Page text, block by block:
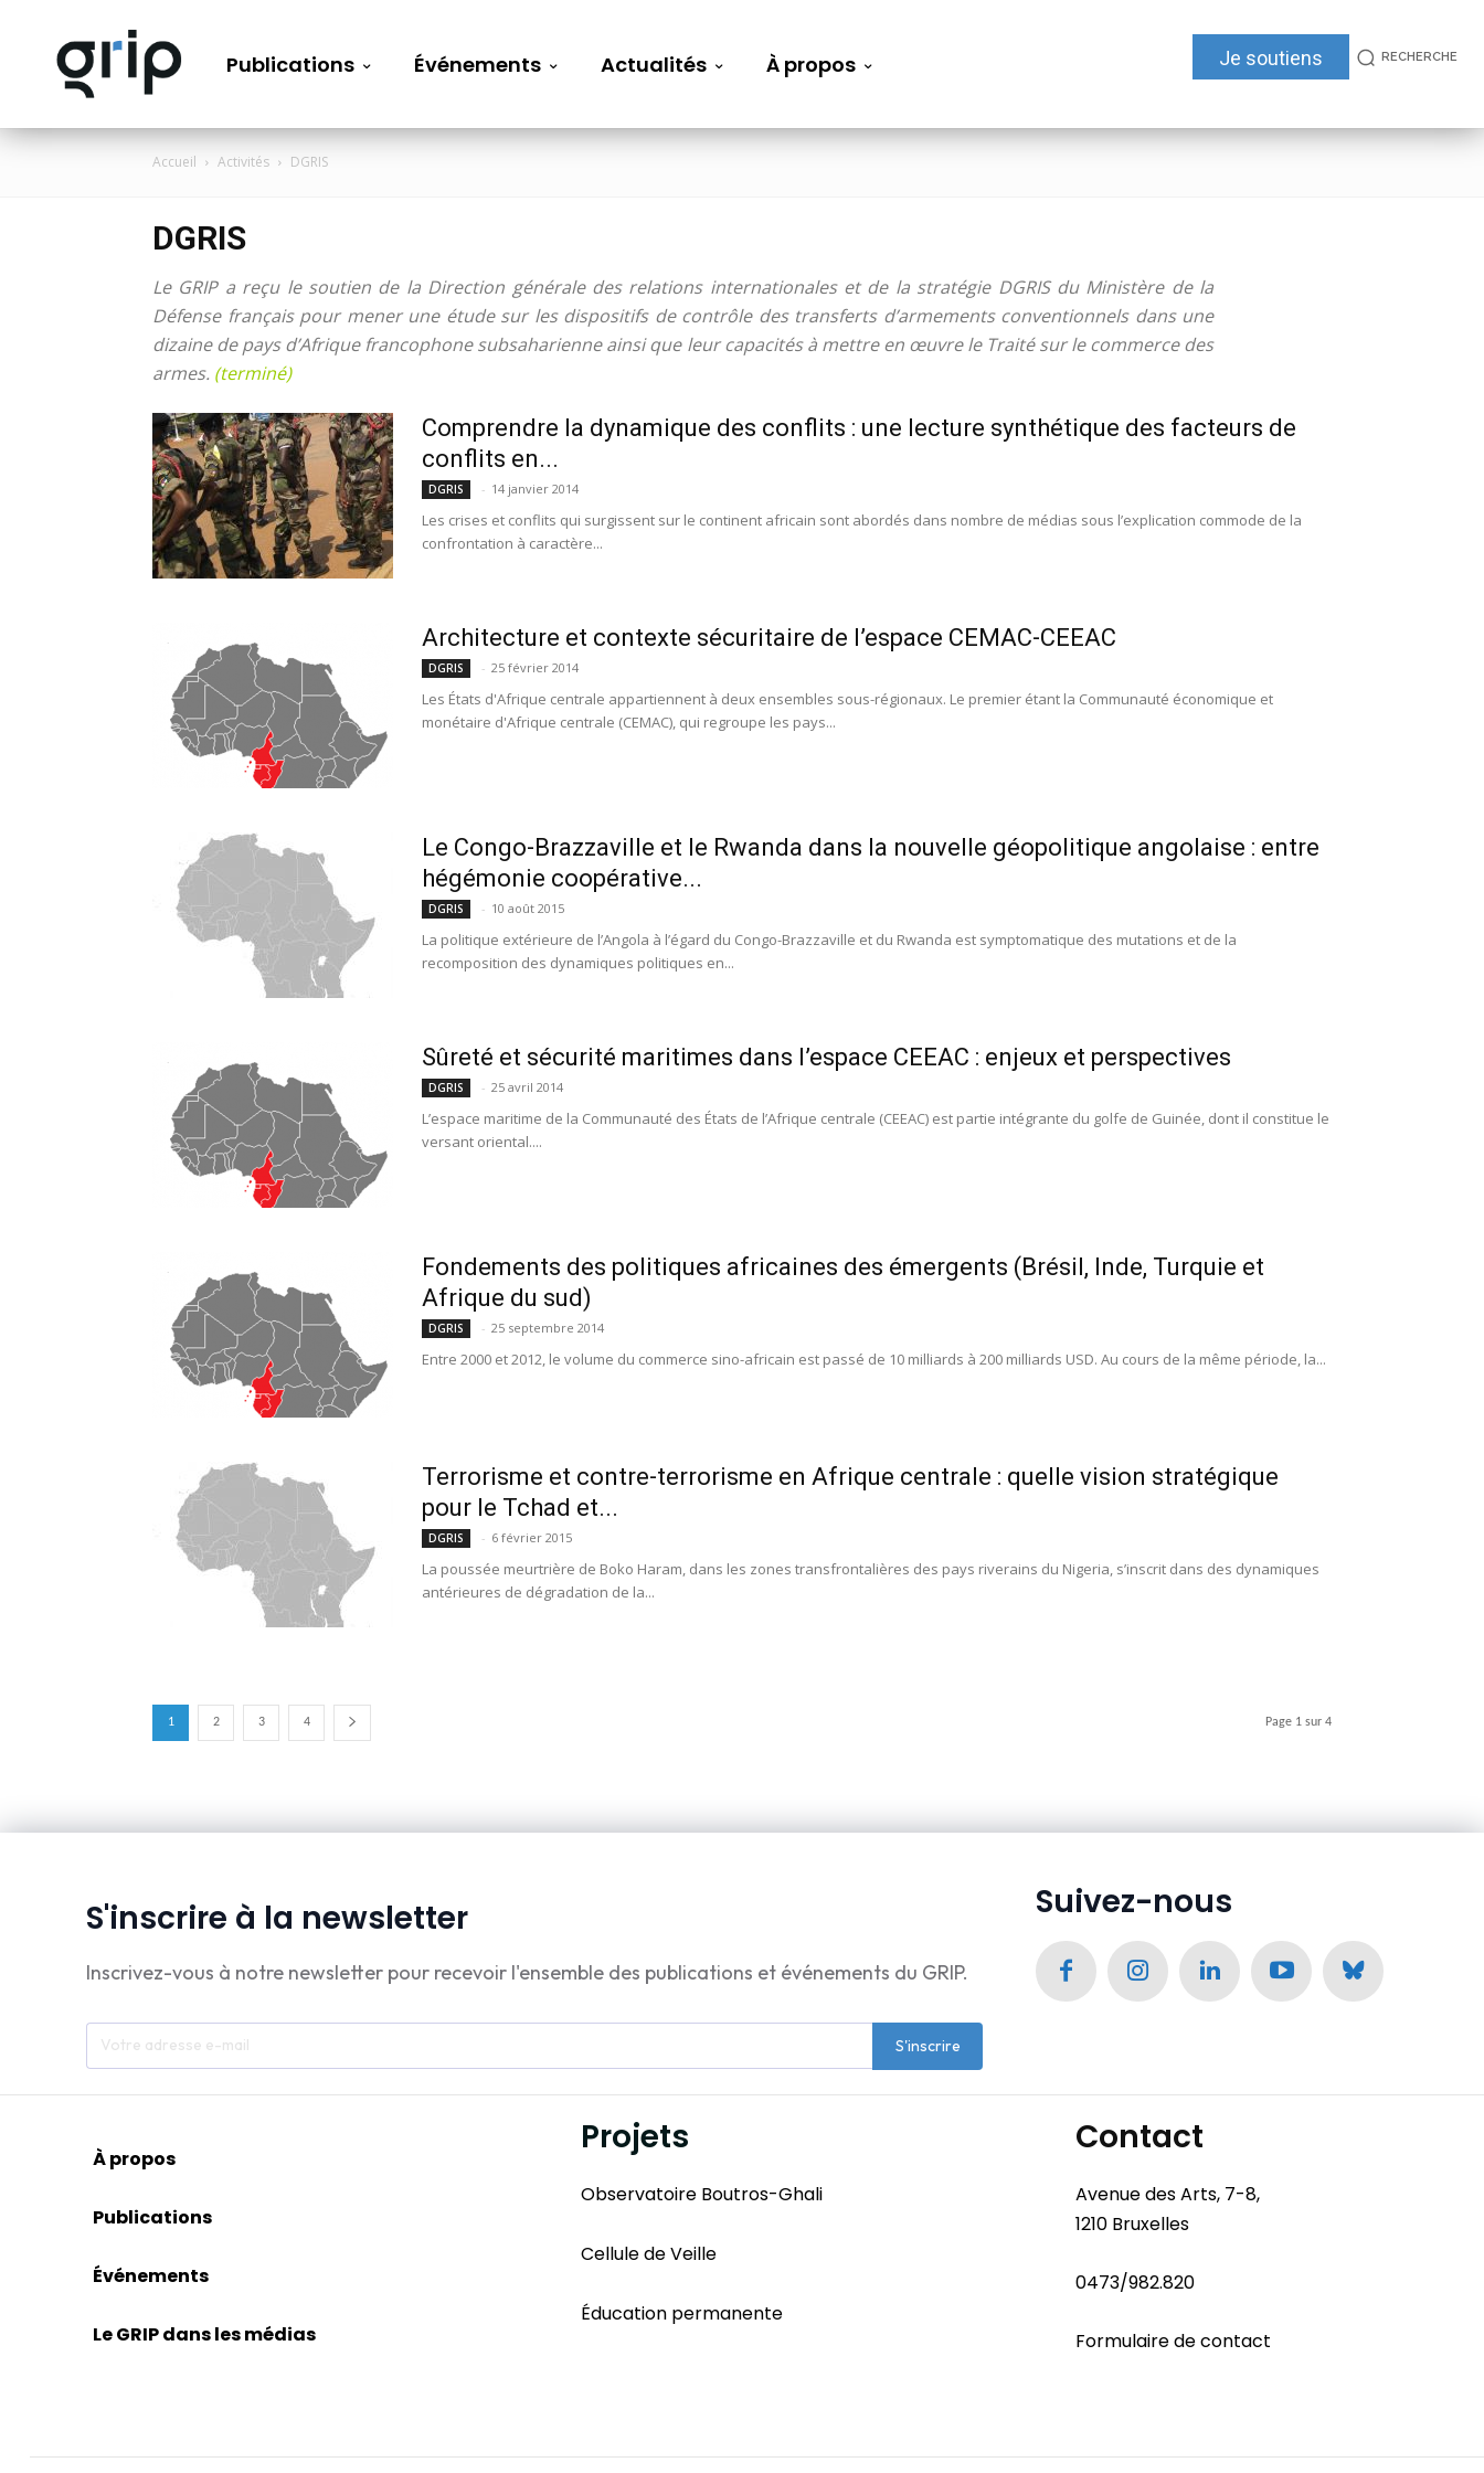
Publications Événements Actualités À propos Je soutiens RECHERCHE
Accueil Activités DGRIS
DGRIS
Le GRIP a reçu le soutien de la Direction générale des relations internationales et de la stratégie DGRIS du Ministère de la
Défense français pour mener une étude sur les dispositifs de contrôle des transferts d’armements conventionnels dans une
dizaine de pays d’Afrique francophone subsaharienne ainsi que leur capacités à mettre en œuvre le Traité sur le commerce des
armes. (terminé)
Comprendre la dynamique des conflits : une lecture synthétique des facteurs de
conflits en...
DGRIS - 14 janvier 2014
Les crises et conflits qui surgissent sur le continent africain sont abordés dans nombre de médias sous l’explication commode de la
confrontation à caractère...
Architecture et contexte sécuritaire de l’espace CEMAC-CEEAC
DGRIS - 25 février 2014
Les États d'Afrique centrale appartiennent à deux ensembles sous-régionaux. Le premier étant la Communauté économique et
monétaire d'Afrique centrale (CEMAC), qui regroupe les pays...
Le Congo-Brazzaville et le Rwanda dans la nouvelle géopolitique angolaise : entre
hégémonie coopérative...
DGRIS - 10 août 2015
La politique extérieure de l’Angola à l’égard du Congo-Brazzaville et du Rwanda est symptomatique des mutations et de la
recomposition des dynamiques politiques en...
Sûreté et sécurité maritimes dans l’espace CEEAC : enjeux et perspectives
DGRIS - 25 avril 2014
L’espace maritime de la Communauté des États de l’Afrique centrale (CEEAC) est partie intégrante du golfe de Guinée, dont il constitue le
versant oriental....
Fondements des politiques africaines des émergents (Brésil, Inde, Turquie et
Afrique du sud)
DGRIS - 25 septembre 2014
Entre 2000 et 2012, le volume du commerce sino-africain est passé de 10 milliards à 200 milliards USD. Au cours de la même période, la...
Terrorisme et contre-terrorisme en Afrique centrale : quelle vision stratégique
pour le Tchad et...
DGRIS - 6 février 2015
La poussée meurtrière de Boko Haram, dans les zones transfrontalières des pays riverains du Nigeria, s’inscrit dans des dynamiques
antérieures de dégradation de la...
1 2 3 4 Page 1 sur 4
S'inscrire à la newsletter
Inscrivez-vous à notre newsletter pour recevoir l'ensemble des publications et événements du GRIP.
S'inscrire
Suivez-nous
À propos
Publications
Événements
Le GRIP dans les médias
Projets
Observatoire Boutros-Ghali
Cellule de Veille
Éducation permanente
Contact
Avenue des Arts, 7-8,
1210 Bruxelles
0473/982.820
Formulaire de contact